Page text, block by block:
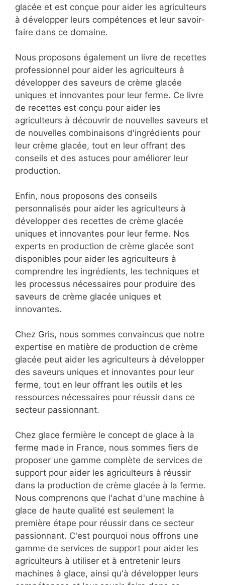
glacée et est conçue pour aider les agriculteurs
à développer leurs compétences et leur savoir-
faire dans ce domaine.
Nous proposons également un livre de recettes
professionnel pour aider les agriculteurs à
développer des saveurs de crème glacée
uniques et innovantes pour leur ferme. Ce livre
de recettes est conçu pour aider les
agriculteurs à découvrir de nouvelles saveurs et
de nouvelles combinaisons d'ingrédients pour
leur crème glacée, tout en leur offrant des
conseils et des astuces pour améliorer leur
production.
Enfin, nous proposons des conseils
personnalisés pour aider les agriculteurs à
développer des recettes de crème glacée
uniques et innovantes pour leur ferme. Nos
experts en production de crème glacée sont
disponibles pour aider les agriculteurs à
comprendre les ingrédients, les techniques et
les processus nécessaires pour produire des
saveurs de crème glacée uniques et
innovantes.
Chez Gris, nous sommes convaincus que notre
expertise en matière de production de crème
glacée peut aider les agriculteurs à développer
des saveurs uniques et innovantes pour leur
ferme, tout en leur offrant les outils et les
ressources nécessaires pour réussir dans ce
secteur passionnant.
Chez glace fermière le concept de glace à la
ferme made in France, nous sommes fiers de
proposer une gamme complète de services de
support pour aider les agriculteurs à réussir
dans la production de crème glacée à la ferme.
Nous comprenons que l'achat d'une machine à
glace de haute qualité est seulement la
première étape pour réussir dans ce secteur
passionnant. C'est pourquoi nous offrons une
gamme de services de support pour aider les
agriculteurs à utiliser et à entretenir leurs
machines à glace, ainsi qu'à développer leurs